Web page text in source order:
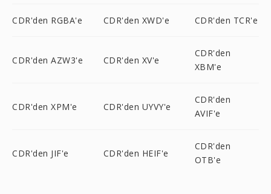
CDR'den RGBA'e CDR'den XWD'e CDR'den TCR'e
CDR'den AZW3'e CDR'den XV'e
CDR'den
XBM'e
CDR'den XPM'e CDR'den UYVY'e
CDR'den
AVIF'e
CDR'den JIF'e CDR'den HEIF'e
CDR'den
OTB'e